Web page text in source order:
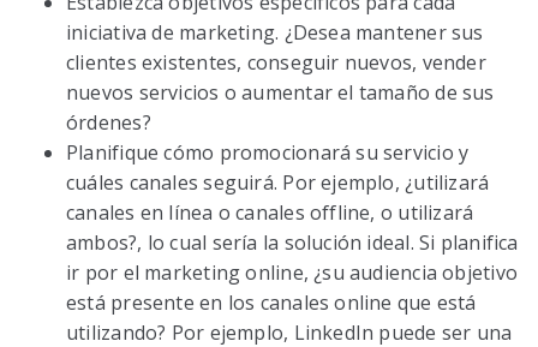
iniciativa de marketing. ¿Desea mantener sus
clientes existentes, conseguir nuevos, vender
nuevos servicios o aumentar el tamaño de sus
órdenes?
Planifique cómo promocionará su servicio y
cuáles canales seguirá. Por ejemplo, ¿utilizará
canales en línea o canales offline, o utilizará
ambos?, lo cual sería la solución ideal. Si planifica
ir por el marketing online, ¿su audiencia objetivo
está presente en los canales online que está
utilizando? Por ejemplo, LinkedIn puede ser una